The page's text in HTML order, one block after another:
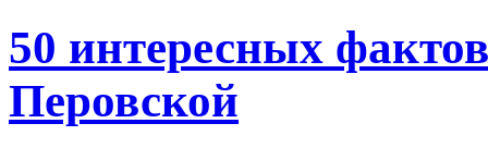
50 интересных
Перовской